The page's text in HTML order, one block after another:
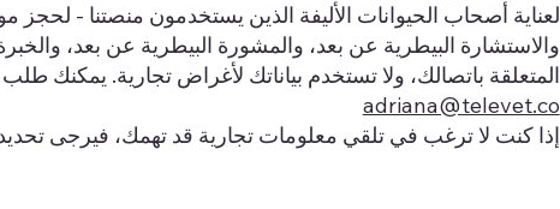
لعناية أصحاب الحيوانات الأليفة الذين يستخدمون منصتنا -
المتعلقة باتصالك، ولا تستخدم بياناتك لأغراض تجارية. يمكنك
adriana@televet.co
إذا كنت لا ترغب في تلقي معلومات تجارية قد تهمك، فيرجى